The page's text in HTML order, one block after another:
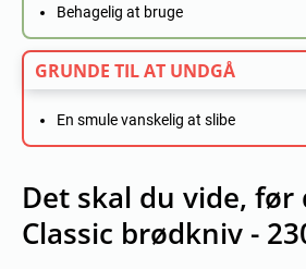
Behagelig at bruge
GRUNDE TIL AT UNDGÅ
En smule vanskelig at slibe
Det skal du vide, før
Classic brødkniv -